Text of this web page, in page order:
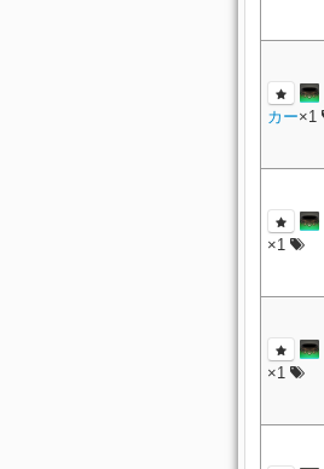
カー×1
×1
×1